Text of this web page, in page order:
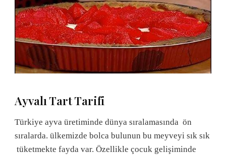
Ayvalı Tart Tarifi
Türkiye ayva üretiminde dünya sıralamasında ön
sıralarda. ülkemizde bolca bulunun bu meyveyi sık sık
tüketmekte fayda var. Özellikle çocuk gelişiminde